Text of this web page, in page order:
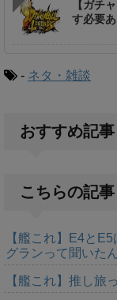
【ガチ
す必要
- ネタ・雑談
おすすめ記事
こちらの記
【艦これ】E4と
グランって聞いた
【艦これ】推し旅